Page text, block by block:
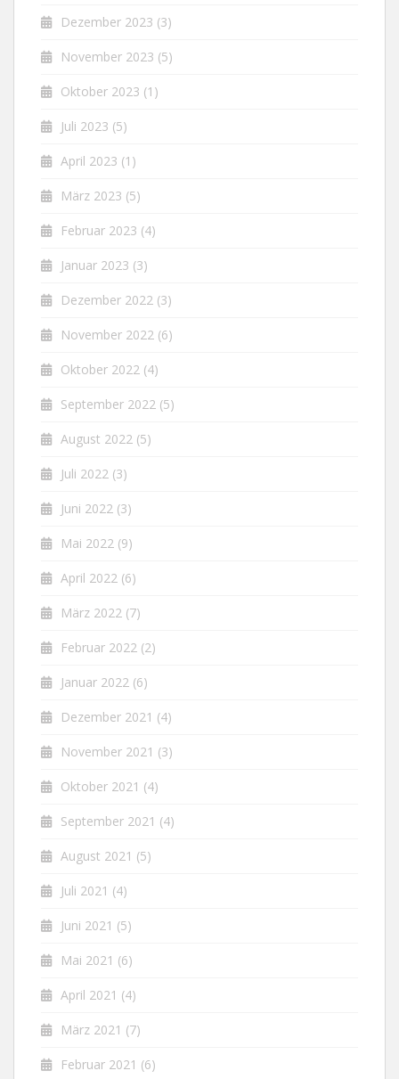
Dezember 2023 (3)
November 2023 (5)
Oktober 2023 (1)
Juli 2023 (5)
April 2023 (1)
März 2023 (5)
Februar 2023 (4)
Januar 2023 (3)
Dezember 2022 (3)
November 2022 (6)
Oktober 2022 (4)
September 2022 (5)
August 2022 (5)
Juli 2022 (3)
Juni 2022 (3)
Mai 2022 (9)
April 2022 (6)
März 2022 (7)
Februar 2022 (2)
Januar 2022 (6)
Dezember 2021 (4)
November 2021 (3)
Oktober 2021 (4)
September 2021 (4)
August 2021 (5)
Juli 2021 (4)
Juni 2021 (5)
Mai 2021 (6)
April 2021 (4)
März 2021 (7)
Februar 2021 (6)